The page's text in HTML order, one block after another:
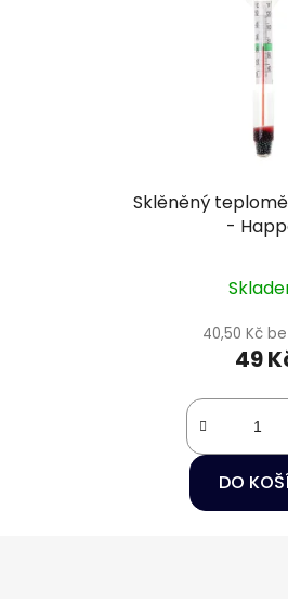
Sklěněný
-
40,50 Kč
49
DO